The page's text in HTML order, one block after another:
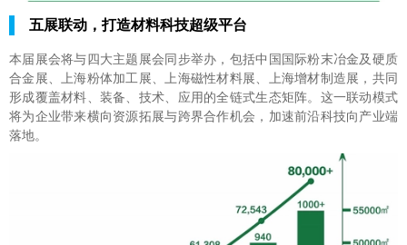
五展联动，打造材料科技超级平台
本届展会将与四大主题展会同步举办，包括中国国际粉末冶金及硬质
合金展、上海粉体加工展、上海磁性材料展、上海增材制造展，共同
形成覆盖材料、装备、技术、应用的全链式生态矩阵。这一联动模式
将为企业带来横向资源拓展与跨界合作机会，加速前沿科技向产业端
落地。